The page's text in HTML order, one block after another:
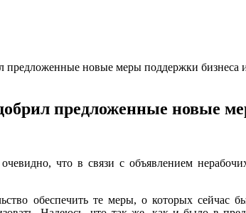
предложенные новые меры поддержки бизнеса
предложенные новые
что в связи с объявлением
обеспечить те меры, о которых